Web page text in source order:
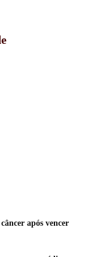
após vencer